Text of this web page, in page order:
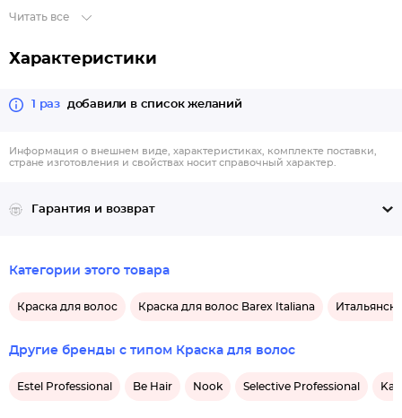
Читать все
Характеристики
1 раз добавили в список желаний
Информация о внешнем виде, характеристиках, комплекте поставки,
стране изготовления и свойствах носит справочный характер.
Гарантия и возврат
Категории этого товара
Краска для волос Краска для волос Barex Italiana
Другие бренды с типом Краска для волос
Estel Professional Be Hair Nook Selective Professional